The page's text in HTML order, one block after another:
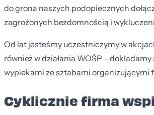
do grona naszych podopiecznych
zagrożonych bezdomnością i
Od lat jesteśmy uczestniczymy w
również w działania WOŚP –
wypiekami ze sztabami organizującymi
Cyklicznie firma